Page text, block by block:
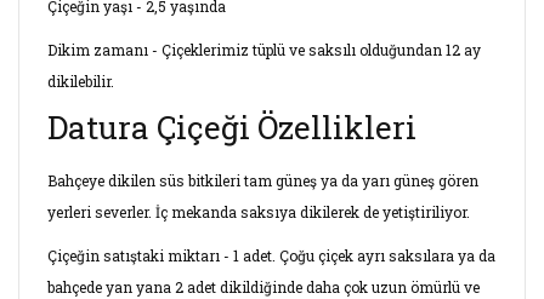
Çiçeğin yaşı - 2,5 yaşında
Dikim zamanı - Çiçeklerimiz tüplü ve saksılı olduğundan 12 ay
dikilebilir.
Datura Çiçeği Özellikleri
Bahçeye dikilen süs bitkileri tam güneş ya da yarı güneş gören
yerleri severler. İç mekanda saksıya dikilerek de yetiştiriliyor.
Çiçeğin satıştaki miktarı - 1 adet. Çoğu çiçek ayrı saksılara ya da
bahçede yan yana 2 adet dikildiğinde daha çok uzun ömürlü ve